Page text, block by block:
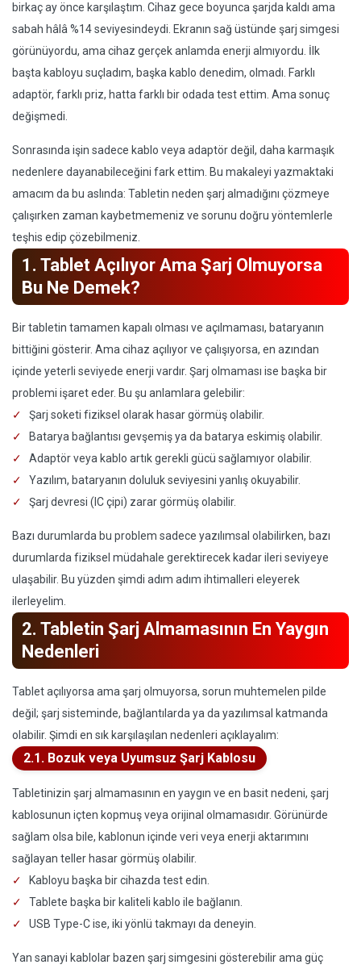
birkaç ay önce karşılaştım. Cihaz gece boyunca şarjda kaldı ama
sabah hâlâ %14 seviyesindeydi. Ekranın sağ üstünde şarj simgesi
görünüyordu, ama cihaz gerçek anlamda enerji almıyordu. İlk
başta kabloyu suçladım, başka kablo denedim, olmadı. Farklı
adaptör, farklı priz, hatta farklı bir odada test ettim. Ama sonuç
değişmedi.
Sonrasında işin sadece kablo veya adaptör değil, daha karmaşık
nedenlere dayanabileceğini fark ettim. Bu makaleyi yazmaktaki
amacım da bu aslında: Tabletin neden şarj almadığını çözmeye
çalışırken zaman kaybetmemeniz ve sorunu doğru yöntemlerle
teşhis edip çözebilmeniz.
1. Tablet Açılıyor Ama Şarj Olmuyorsa
Bu Ne Demek?
Bir tabletin tamamen kapalı olması ve açılmaması, bataryanın
bittiğini gösterir. Ama cihaz açılıyor ve çalışıyorsa, en azından
içinde yeterli seviyede enerji vardır. Şarj olmaması ise başka bir
problemi işaret eder. Bu şu anlamlara gelebilir:
Şarj soketi fiziksel olarak hasar görmüş olabilir.
Batarya bağlantısı gevşemiş ya da batarya eskimiş olabilir.
Adaptör veya kablo artık gerekli gücü sağlamıyor olabilir.
Yazılım, bataryanın doluluk seviyesini yanlış okuyabilir.
Şarj devresi (IC çipi) zarar görmüş olabilir.
Bazı durumlarda bu problem sadece yazılımsal olabilirken, bazı
durumlarda fiziksel müdahale gerektirecek kadar ileri seviyeye
ulaşabilir. Bu yüzden şimdi adım adım ihtimalleri eleyerek
ilerleyelim.
2. Tabletin Şarj Almamasının En Yaygın
Nedenleri
Tablet açılıyorsa ama şarj olmuyorsa, sorun muhtemelen pilde
değil; şarj sisteminde, bağlantılarda ya da yazılımsal katmanda
olabilir. Şimdi en sık karşılaşılan nedenleri açıklayalım:
2.1. Bozuk veya Uyumsuz Şarj Kablosu
Tabletinizin şarj almamasının en yaygın ve en basit nedeni, şarj
kablosunun içten kopmuş veya orijinal olmamasıdır. Görünürde
sağlam olsa bile, kablonun içinde veri veya enerji aktarımını
sağlayan teller hasar görmüş olabilir.
Kabloyu başka bir cihazda test edin.
Tablete başka bir kaliteli kablo ile bağlanın.
USB Type-C ise, iki yönlü takmayı da deneyin.
Yan sanayi kablolar bazen şarj simgesini gösterebilir ama güç